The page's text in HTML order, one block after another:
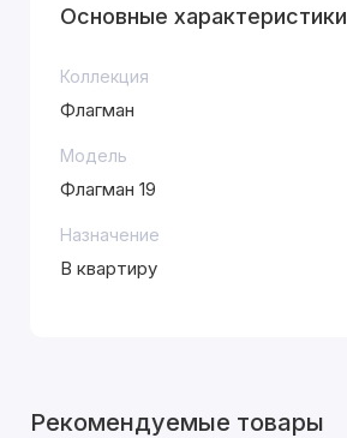
Основные характеристики
Коллекция
Флагман
Модель
Флагман 19
Назначение
В квартиру
Рекомендуемые товары